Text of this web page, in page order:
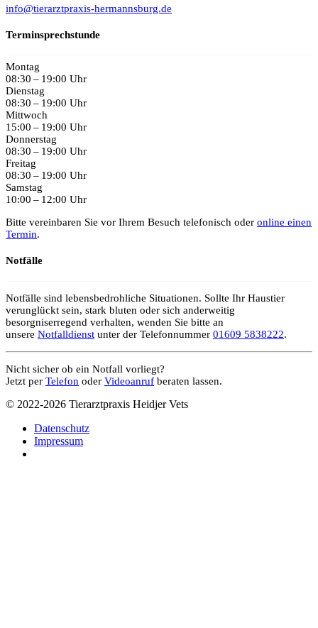
info@tierarztpraxis-hermannsburg.de
Terminsprechstunde
Montag
08:30 – 19:00 Uhr
Dienstag
08:30 – 19:00 Uhr
Mittwoch
15:00 – 19:00 Uhr
Donnerstag
08:30 – 19:00 Uhr
Freitag
08:30 – 19:00 Uhr
Samstag
10:00 – 12:00 Uhr
Bitte vereinbaren Sie vor Ihrem Besuch telefonisch oder online einen
Termin.
Notfälle
Notfälle sind lebensbedrohliche Situationen. Sollte Ihr Haustier
verunglückt sein, stark bluten oder sich anderweitig
besorgniserregend verhalten, wenden Sie bitte an
unsere Notfalldienst unter der Telefonnummer 01609 5838222.
Nicht sicher ob ein Notfall vorliegt?
Jetzt per Telefon oder Videoanruf beraten lassen.
© 2022-2026 Tierarztpraxis Heidjer Vets
Datenschutz
Impressum